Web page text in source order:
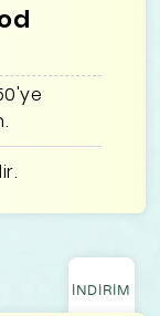
İNDİRİM